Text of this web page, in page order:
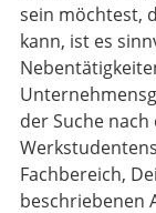
sein möchtest,
kann, ist es
der Suche
Fachbereich,
beschriebenen